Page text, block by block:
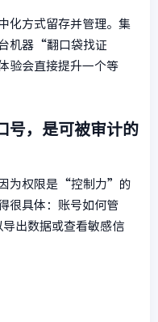
化方式留存并管理。集
机器“翻口袋找证
验会直接提升一个等
号，是可被审计的
为权限是“控制力”的
很具体：账号如何管
出数据或查看敏感信